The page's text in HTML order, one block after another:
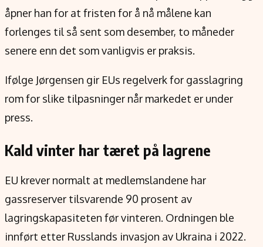
åpner han for at fristen for å nå målene kan
forlenges til så sent som desember, to måneder
senere enn det som vanligvis er praksis.
Ifølge Jørgensen gir EUs regelverk for gasslagring
rom for slike tilpasninger når markedet er under
press.
Kald vinter har tæret på lagrene
EU krever normalt at medlemslandene har
gassreserver tilsvarende 90 prosent av
lagringskapasiteten før vinteren. Ordningen ble
innført etter Russlands invasjon av Ukraina i 2022.